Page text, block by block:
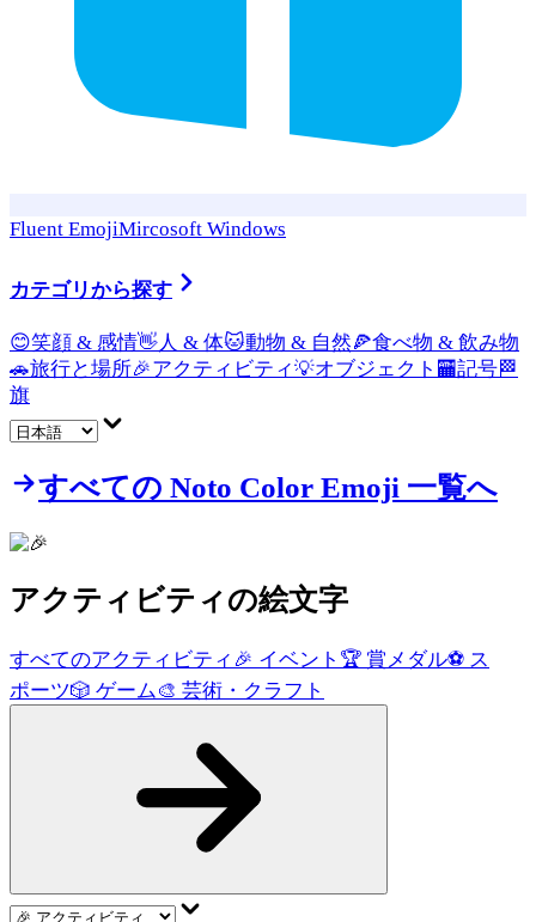
Fluent EmojiMircosoft Windows
カテゴリから探す
😊笑顔 & 感情👋 人 & 体🐱動物 & 自然🍕食べ物 & 飲み物
🚗旅行と場所🎉アクティビティ💡オブジェクト 🏧記号🏁
旗
すべての Noto Color Emoji 一覧へ
アクティビティの絵文字
すべてのアクティビティ 🎉 イベント 🏆 賞メダル⚽ ス
ポーツ🎲 ゲーム🎨 芸術・クラフト